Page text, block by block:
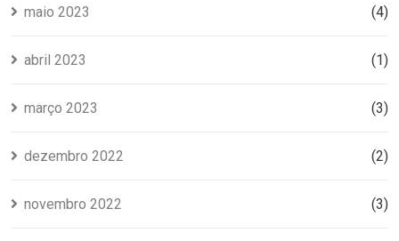
maio 2023 (4)
abril 2023 (1)
março 2023 (3)
dezembro 2022 (2)
novembro 2022 (3)